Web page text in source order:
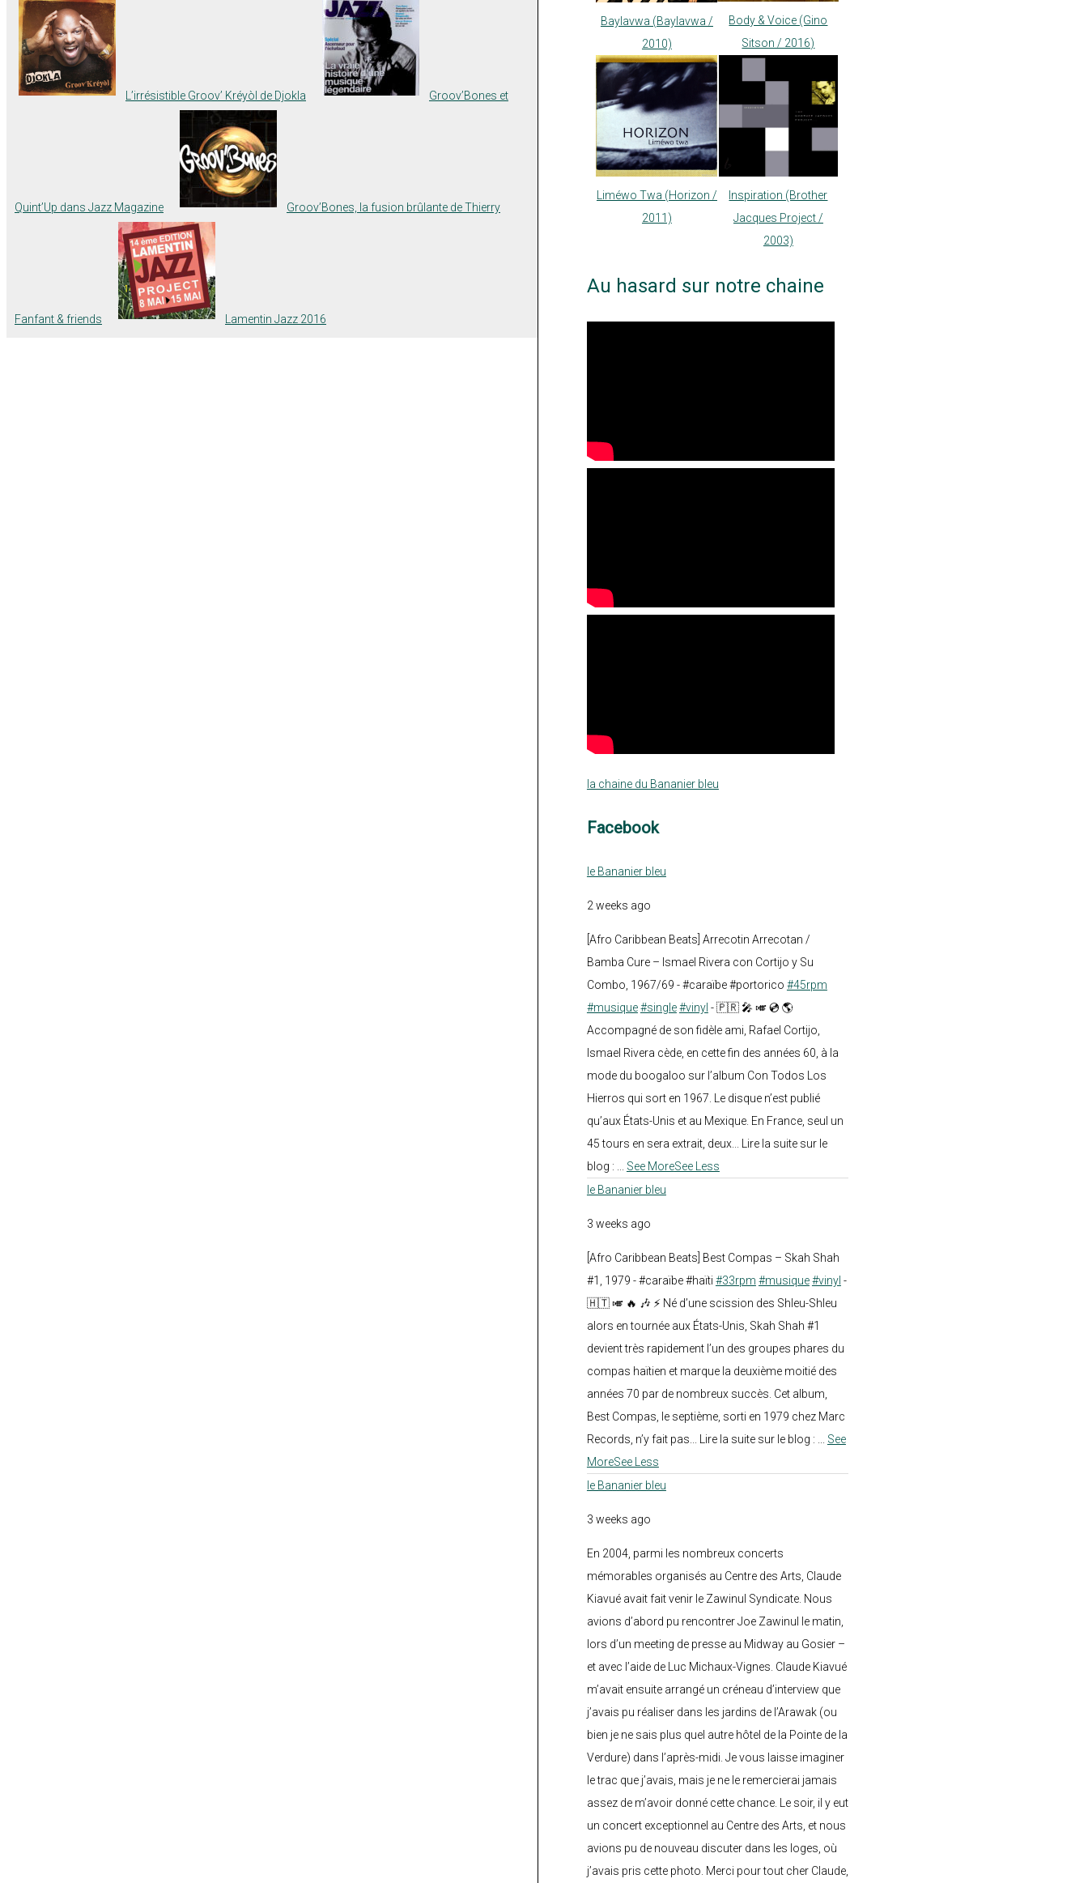
L’irrésistible Groov’ Kréyòl de Djokla Groov’Bones et
Quint’Up dans Jazz Magazine Groov’Bones, la fusion brûlante de Thierry
Fanfant & friends Lamentin Jazz 2016
Baylavwa (Baylavwa /
2010)
Body & Voice (Gino
Sitson / 2016)
Liméwo Twa (Horizon /
2011)
Inspiration (Brother
Jacques Project /
2003)
Au hasard sur notre chaine
la chaine du Bananier bleu
Facebook
le Bananier bleu
2 weeks ago
[Afro Caribbean Beats] Arrecotin Arrecotan /
Bamba Cure – Ismael Rivera con Cortijo y Su
Combo, 1967/69 - #caraïbe #portorico #45rpm
#musique#single#vinyl - 🇵🇷 🎤 🎺 💿 🌎
Accompagné de son fidèle ami, Rafael Cortijo,
Ismael Rivera cède, en cette fin des années 60, à la
mode du boogaloo sur l’album Con Todos Los
Hierros qui sort en 1967. Le disque n’est publié
qu’aux États-Unis et au Mexique. En France, seul un
45 tours en sera extrait, deux... Lire la suite sur le
blog :
See MoreSee Less
le Bananier bleu
3 weeks ago
[Afro Caribbean Beats] Best Compas – Skah Shah
#1, 1979 - #caraïbe #haïti #33rpm #musique#vinyl -
🇭🇹 🎺 🔥 🎶 ⚡ Né d’une scission des Shleu-Shleu
alors en tournée aux États-Unis, Skah Shah #1
devient très rapidement l’un des groupes phares du
compas haïtien et marque la deuxième moitié des
années 70 par de nombreux succès. Cet album,
Best Compas, le septième, sorti en 1979 chez Marc
Records, n’y fait pas... Lire la suite sur le blog :
See
MoreSee Less
le Bananier bleu
3 weeks ago
En 2004, parmi les nombreux concerts
mémorables organisés au Centre des Arts, Claude
Kiavué avait fait venir le Zawinul Syndicate. Nous
avions d’abord pu rencontrer Joe Zawinul le matin,
lors d’un meeting de presse au Midway au Gosier –
et avec l’aide de Luc Michaux-Vignes. Claude Kiavué
m’avait ensuite arrangé un créneau d’interview que
j’avais pu réaliser dans les jardins de l’Arawak (ou
bien je ne sais plus quel autre hôtel de la Pointe de la
Verdure) dans l’après-midi. Je vous laisse imaginer
le trac que j’avais, mais je ne le remercierai jamais
assez de m’avoir donné cette chance. Le soir, il y eut
un concert exceptionnel au Centre des Arts, et nous
avions pu de nouveau discuter dans les loges, où
j’avais pris cette photo. Merci pour tout cher Claude,